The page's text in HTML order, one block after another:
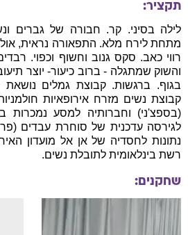
תקציר:
לילה בסיני. קר. חבורה של גברים
מתחת לירח מלא. התפאורה נראית,
רווי כאב. סקס גנוב וחשוף וכפוי.
והשוק שמתגלה - ברוב כיעור- יוצר
בגוף. ברגשות. קבוצת גמלים נושאת
קבוצת נשים מזרח אירופאיות
(בספצ'ני) וחברותיה למסע נמכרות
לגירסה עדכנית של סוחרת עבדים
נתונות לחסדיה של אן אל מועדון
רשת בינלאומית לתובלת נשים.
שחקנים: